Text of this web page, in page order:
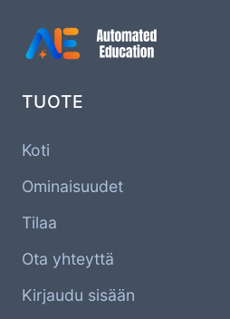
TUOTE
Koti
Ominaisuudet
Tilaa
Ota yhteyttä
Kirjaudu sisään